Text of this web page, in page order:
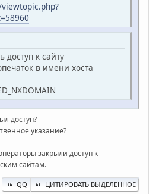
доступ к сайту
в имени хоста
доступ?
указание?
закрыли доступ к
сайтам.
QQ ЦИТИРОВАТЬ ВЫДЕЛЕННОЕ